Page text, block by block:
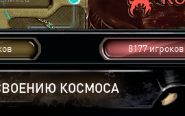
8177 игроков
КОСМОСА